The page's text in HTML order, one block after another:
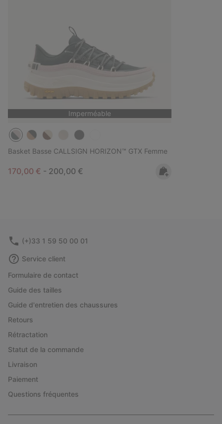
Imperméable
Basket Basse CALLSIGN HORIZON™ GTX Femme
Minimum sale price:
170,00 € - Maximum price:
200,00 €
(+)33 1 59 50 00 01
Service client
Formulaire de contact
Guide des tailles
Guide d'entretien des chaussures
Retours
Rétractation
Statut de la commande
Livraison
Paiement
Questions fréquentes